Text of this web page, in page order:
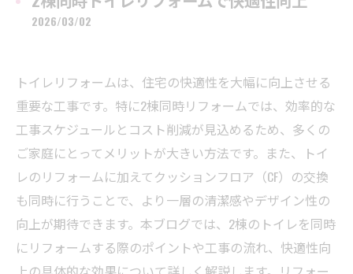
2026/03/02
トイレリフォームは、住宅の快適性を大幅に向上させる
重要な工事です。特に2棟同時リフォームでは、効率的な
工事スケジュールとコスト削減が見込めるため、多くの
ご家庭にとってメリットが大きい方法です。また、トイ
レのリフォームに加えてクッションフロア（CF）の交換
も同時に行うことで、より一層の清潔感やデザイン性の
向上が期待できます。本ブログでは、2棟のトイレを同時
にリフォームする際のポイントや工事の流れ、快適性向